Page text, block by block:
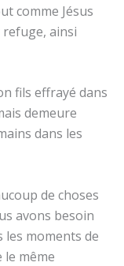
comme Jésus
ainsi
fils effrayé dans
demeure
dans les
de choses
avons besoin
les moments de
le même